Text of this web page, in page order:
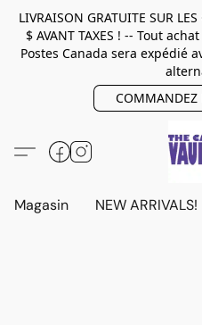
LIVRAISON GRATUITE SUR
$ AVANT TAXES ! -- Tout
Postes Canada sera expédié
Magasin NEW ARRIVALS!